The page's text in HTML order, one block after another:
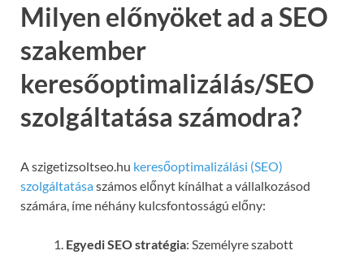
Milyen előnyöket ad a SEO
szakember
keresőoptimalizálás/SEO
szolgáltatása számodra?
A szigetizsoltseo.hu keresőoptimalizálási (SEO)
szolgáltatásaszámos előnyt kínálhat a vállalkozásod
számára, íme néhány kulcsfontosságú előny:
Egyedi SEO stratégia: Személyre szabott